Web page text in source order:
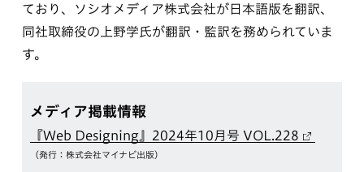
ており、ソシオメディア株式会社が日本語版を翻訳、
同社取締役の上野学氏が翻訳・監訳を務められていま
す。
メディア掲載情報
『Web Designing』2024年10月号 VOL.228
（発行：株式会社マイナビ出版）